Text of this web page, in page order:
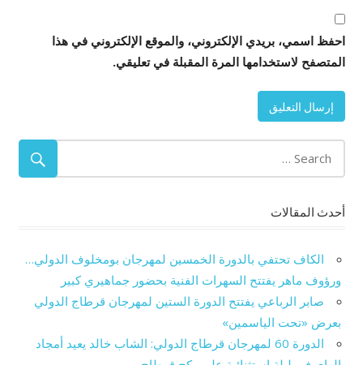
احفظ اسمي، بريدي الإلكتروني، والموقع الإلكتروني في هذا
المتصفح لاستخدامها المرة المقبلة في تعليقي.
أحدث المقالات
الكاف تحتفي بالدورة الخمسين لمهرجان بومخلوف الدولي…
ورؤوف ماهر يفتتح السهرات الفنية بحضور جماهيري كبير
صابر الرباعي يفتتح الدورة الستين لمهرجان قرطاج الدولي
بعرض «تحت الياسمين»
الدورة 60 لمهرجان قرطاج الدولي: الشاب خالد يعيد أمجاد